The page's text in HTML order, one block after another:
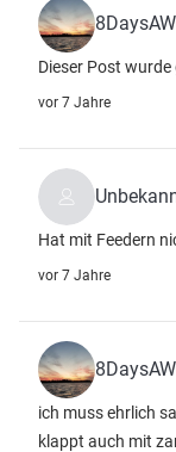
Dieser Post
vor 7 Jahre
Hat mit Feedern
vor 7 Jahre
ich muss ehrlich
klappt auch mit